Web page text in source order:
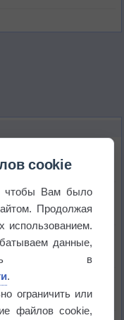
августа
cookie
чтобы Вам было
Продолжая
использованием.
данные,
в
.
ограничить или
файлов cookie,